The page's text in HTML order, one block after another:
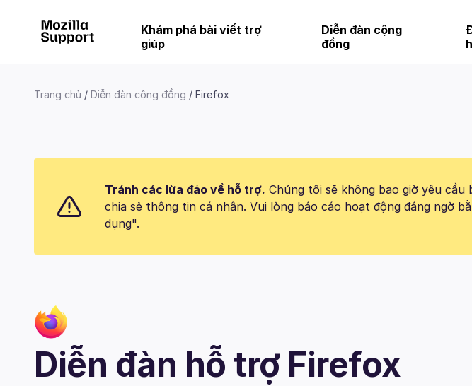
Khám phá bài viết trợ
giúp
Diễn đàn cộng
đồng
Trang chủ Diễn đàn cộng đồng Firefox
Tránh các lừa đảo về hỗ trợ. Chúng tôi sẽ không bao giờ yêu
chia sẻ thông tin cá nhân. Vui lòng báo cáo hoạt động đáng ngờ
dụng".
Diễn đàn hỗ trợ Firefox